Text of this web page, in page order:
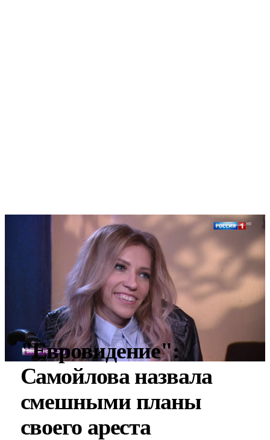
"Евровидение":
Самойлова назвала
смешными планы
своего ареста